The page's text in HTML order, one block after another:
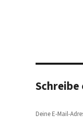
Deine E-Mail-